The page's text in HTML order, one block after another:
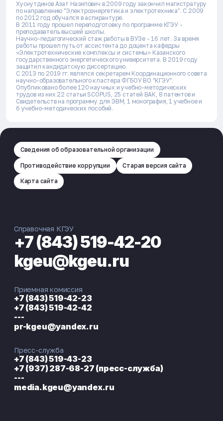
Хуснутдинов Азат Назипович в 2009 году закончил магистратуру
по направлению "Электроэнергетика и электротехника". C 2009
по 2012 год обучался в аспирантуре.
В 2011 году прошел переподготовку по программе КГЭУ -
преподаватель высшей школы.
Научно-педагогический стаж работы в ВУЗе - 16 лет. За время
работы прошел путь от ассистента до доцента кафедры
«Электротехнические комплексы и системы» Казанского
государственного энергетического университета. В 2019 году
защитил кандидатскую диссертацию.
С 2013 по 2019 гг. являлся секретарем Координационного совета
научно-образовательного кластера ФГБОУ ВО "КГЭУ".
Опубликовано более 120 научных и учебно-методических
трудов из них 22 статьи SCOPUS, 25 статей ВАК, 8 патентов и
Свидетельств на программу для ЭВМ, 1 монография, 1 учебное и
6 учебно-методических пособий.
Сведения об образовательной организации
Противодействие коррупции Старая версия сайта
Карта сайта
Справочная КГЭУ
+7 (843) 519-42-20
kgeu@kgeu.ru
Приемная комиссия
+7 (843) 519-42-23
+7 (843) 519-42-42
---
pr-kgeu@yandex.ru
Пресс-служба
+7 (843) 519-43-23
+7 (937) 287-68-27 (пресс-служба)
---
media.kgeu@yandex.ru